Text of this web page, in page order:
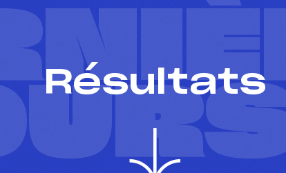
Résultats